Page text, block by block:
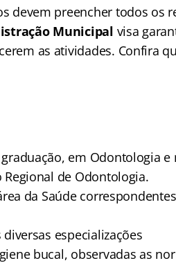
devem preencher todos os
Municipal visa
as atividades. Confira
em Odontologia e
de Odontologia.
da Saúde
especializações
bucal, observadas as